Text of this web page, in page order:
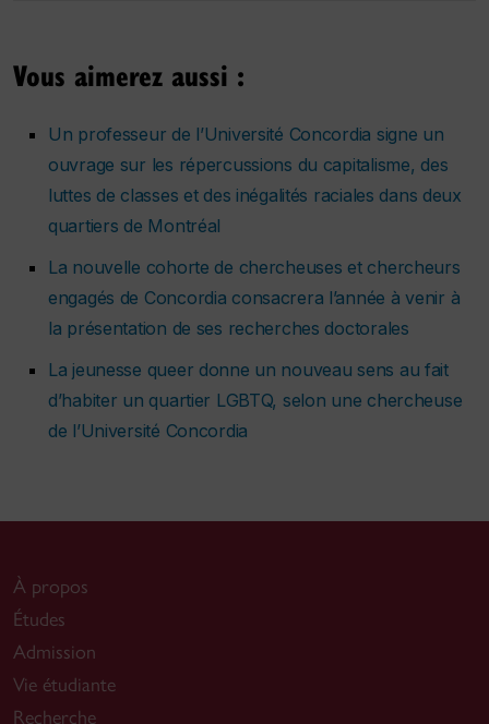
Vous aimerez aussi :
Un professeur de l’Université Concordia signe un
ouvrage sur les répercussions du capitalisme, des
luttes de classes et des inégalités raciales dans deux
quartiers de Montréal
La nouvelle cohorte de chercheuses et chercheurs
engagés de Concordia consacrera l’année à venir à
la présentation de ses recherches doctorales
La jeunesse queer donne un nouveau sens au fait
d’habiter un quartier LGBTQ, selon une chercheuse
de l’Université Concordia
À propos
Études
Admission
Vie étudiante
Recherche